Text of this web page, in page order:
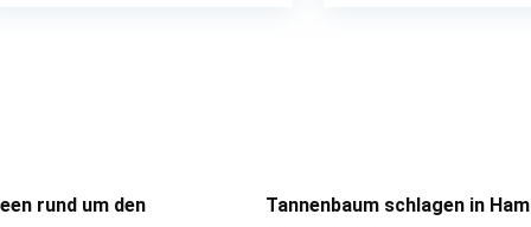
rund um den Tannenbaum schlagen in